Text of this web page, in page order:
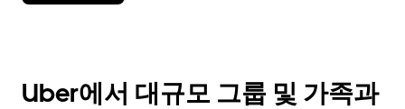
Uber에서 대규모 그룹 및 가족과